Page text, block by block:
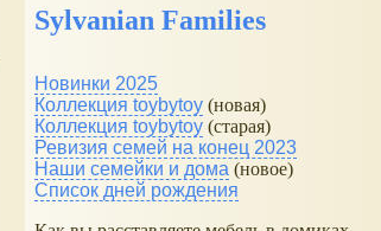
Sylvanian Families
Новинки 2025
Коллекция toybytoy (новая)
Коллекция toybytoy (старая)
Ревизия семей на конец 2023
Наши семейки и дома (новое)
Список дней рождения